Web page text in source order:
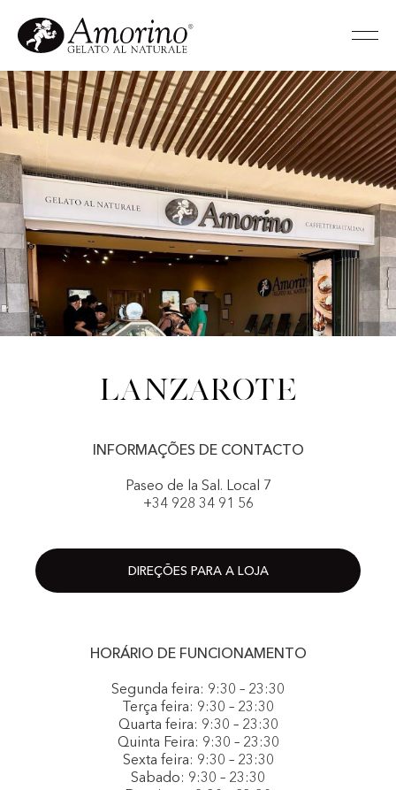
Lanzarote
INFORMAÇÕES DE CONTACTO
Paseo de la Sal. Local 7
+34 928 34 91 56
DIREÇÕES PARA A LOJA
HORÁRIO DE FUNCIONAMENTO
Segunda feira: 9:30 – 23:30
Terça feira: 9:30 – 23:30
Quarta feira: 9:30 – 23:30
Quinta Feira: 9:30 – 23:30
Sexta feira: 9:30 – 23:30
Sabado: 9:30 – 23:30